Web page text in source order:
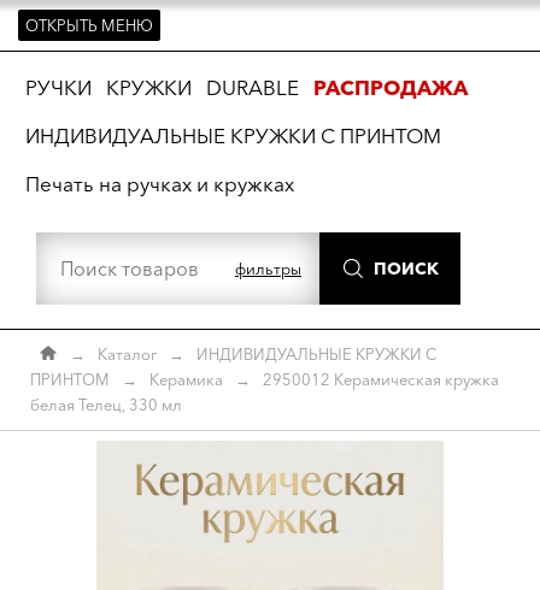
ОТКРЫТЬ МЕНЮ
РУЧКИ КРУЖКИ DURABLE
РАСПРОДАЖА
ИНДИВИДУАЛЬНЫЕ КРУЖКИ С ПРИНТОМ
Печать на ручках и кружках
фильтры ПОИСК
→ Каталог →
ИНДИВИДУАЛЬНЫЕ КРУЖКИ С
ПРИНТОМ
→ Керамика →
2950012 Керамическая кружка
белая Телец, 330 мл